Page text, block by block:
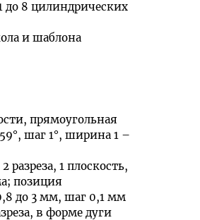
до 8 цилиндрических
и шаблона
прямоугольная
шаг 1°, ширина 1 –
1 плоскость,
позиция
до 3 мм, шаг 0,1 мм
в форме дуги